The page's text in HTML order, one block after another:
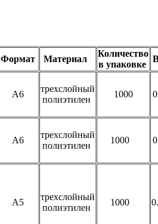
Формат Материал
Количество
в упаковке
А6
трехслойный
полиэтилен
1000
А6
трехслойный
полиэтилен
1000
А5
трехслойный
полиэтилен
1000